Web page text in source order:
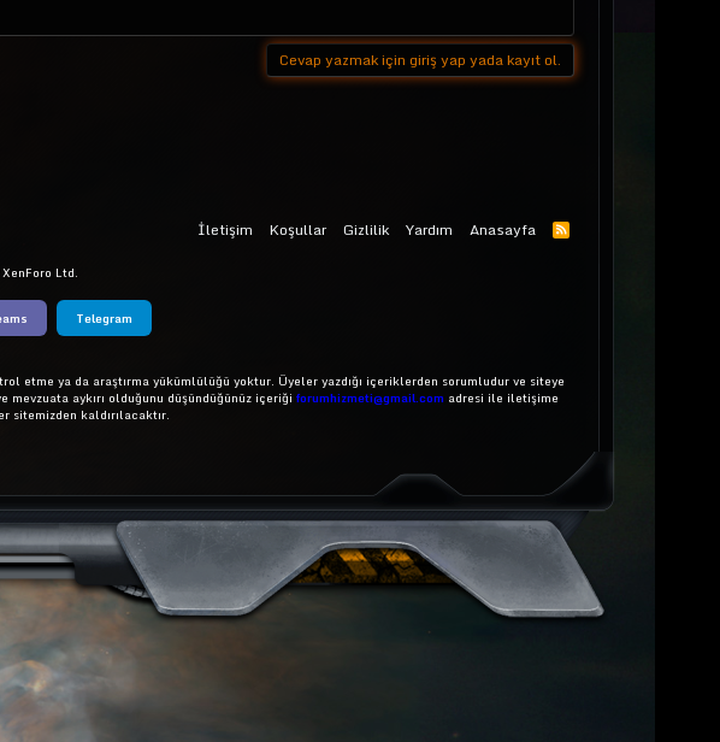
Cevap yazmak için giriş yap yada kayıt ol.
İletişim Koşullar Gizlilik Yardım Anasayfa
Ltd.
Telegram
etme ya da araştırma yükümlülüğü yoktur. Üyeler yazdığı içeriklerden sorumludur ve siteye
aykırı olduğunu düşündüğünüz içeriği forumhizmeti@gmail.com adresi ile iletişime
kaldırılacaktır.